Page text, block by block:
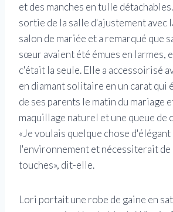
et des manches en tulle
sortie de la salle d'ajustement avec
salon de mariée et a remarqué que
sœur avaient été émues en larmes,
c'était la seule. Elle a accessoirisé
en diamant solitaire en un carat qui
de ses parents le matin du mariage
maquillage naturel et une queue de
«Je voulais quelque chose
l'environnement et nécessiterait
touches», dit-elle.
Lori portait une robe de gaine en